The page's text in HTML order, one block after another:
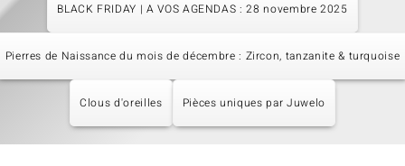
BLACK FRIDAY | A VOS AGENDAS : 28 novembre 2025
Pierres de Naissance du mois de décembre : Zircon, tanzanite & turquoise
Clous d'oreilles Pièces uniques par Juwelo